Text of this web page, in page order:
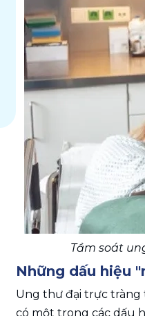
Tầm soát
Những dấu hiệu
Ung thư đại trực tràng
có một trong các dấu